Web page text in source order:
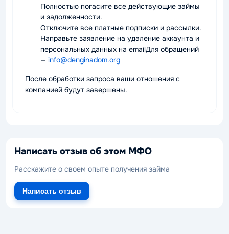
Полностью погасите все действующие займы
и задолженности.
Отключите все платные подписки и рассылки.
Направьте заявление на удаление аккаунта и
персональных данных на emailДля обращений
— info@denginadom.org
После обработки запроса ваши отношения с
компанией будут завершены.
Написать отзыв об этом МФО
Расскажите о своем опыте получения займа
Написать отзыв